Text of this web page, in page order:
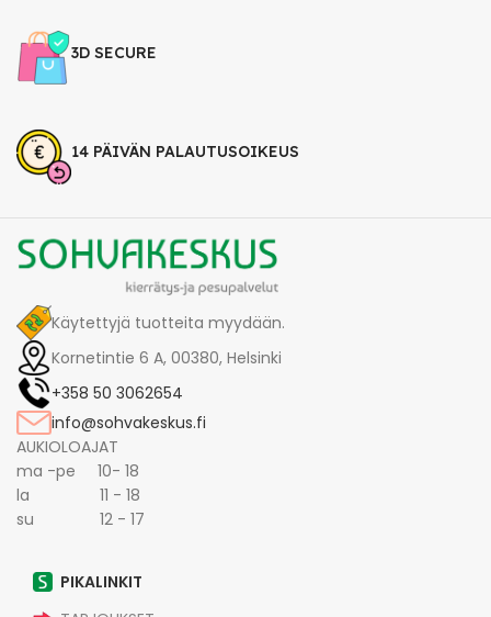
3D SECURE
14 PÄIVÄN PALAUTUSOIKEUS
Käytettyjä tuotteita myydään.
Kornetintie 6 A, 00380, Helsinki
+358 50 3062654
info@sohvakeskus.fi
AUKIOLOAJAT
ma -pe 10- 18
la 11 - 18
su 12 - 17
PIKALINKIT